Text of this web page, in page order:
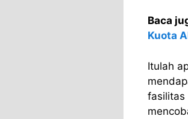
Baca
Kuota
Itulah
fasilitas